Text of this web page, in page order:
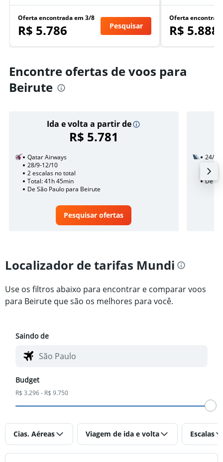
Oferta encontrada em 3/8
R$ 5.786 Pesquisar
Oferta
R$ 5.888
Encontre ofertas de voos para
Beirute
Ida e volta a partir de
R$ 5.781
Qatar Airways
28/9-12/10
2 escalas no total
Total: 41h 45min
De São Paulo para Beirute
Pesquisar ofertas
24/8
2
De
Localizador de tarifas Mundi
Use os filtros abaixo para encontrar e comparar voos
para Beirute que são os melhores para você.
Saindo de
Budget
R$ 3.296 - R$ 9.750
Cias. Aéreas Viagem de ida e volta Escalas